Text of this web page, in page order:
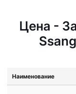
Цена -
Наименование